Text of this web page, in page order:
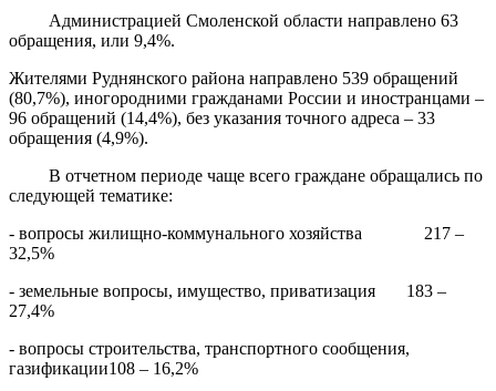
Администрацией Смоленской области направлено 63
обращения, или 9,4%.
Жителями Руднянского района направлено 539 обращений
(80,7%), иногородними гражданами России и иностранцами –
96 обращений (14,4%), без указания точного адреса – 33
обращения (4,9%).
В отчетном периоде чаще всего граждане обращались по
следующей тематике:
- вопросы жилищно-коммунального хозяйства 217 –
32,5%
- земельные вопросы, имущество, приватизация 183 –
27,4%
- вопросы строительства, транспортного сообщения,
газификации108 – 16,2%